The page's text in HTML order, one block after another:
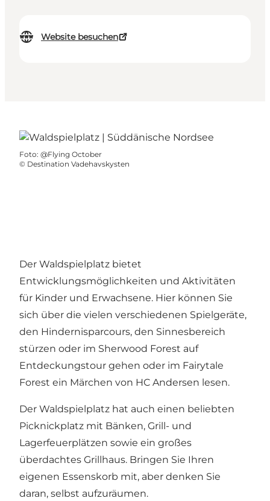
Website besuchen
Foto: @Flying October
© Destination Vadehavskysten
Der Waldspielplatz bietet
Entwicklungsmöglichkeiten und Aktivitäten
für Kinder und Erwachsene. Hier können Sie
sich über die vielen verschiedenen Spielgeräte,
den Hindernisparcours, den Sinnesbereich
stürzen oder im Sherwood Forest auf
Entdeckungstour gehen oder im Fairytale
Forest ein Märchen von HC Andersen lesen.
Der Waldspielplatz hat auch einen beliebten
Picknickplatz mit Bänken, Grill- und
Lagerfeuerplätzen sowie ein großes
überdachtes Grillhaus. Bringen Sie Ihren
eigenen Essenskorb mit, aber denken Sie
daran, selbst aufzuräumen.